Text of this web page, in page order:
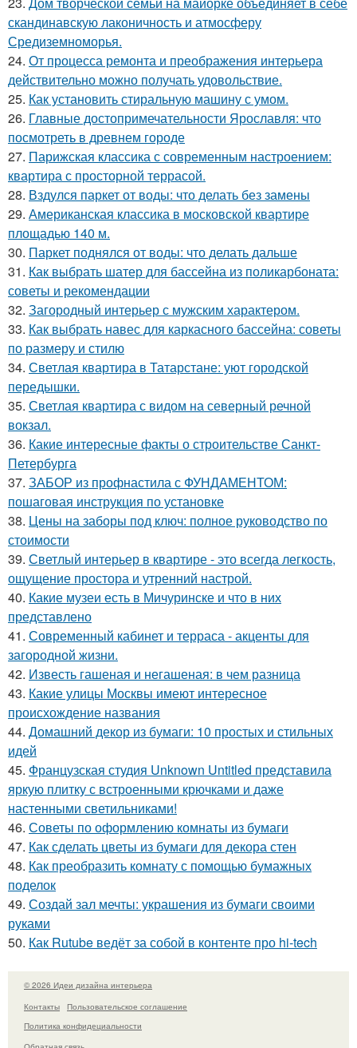
скандинавскую лаконичность и атмосферу
Средиземноморья.
24. От процесса ремонта и преображения интерьера
действительно можно получать удовольствие.
25. Как установить стиральную машину с умом.
26. Главные достопримечательности Ярославля: что
посмотреть в древнем городе
27. Парижская классика с современным настроением:
квартира с просторной террасой.
28. Вздулся паркет от воды: что делать без замены
29. Американская классика в московской квартире
площадью 140 м.
30. Паркет поднялся от воды: что делать дальше
31. Как выбрать шатер для бассейна из поликарбоната:
советы и рекомендации
32. Загородный интерьер с мужским характером.
33. Как выбрать навес для каркасного бассейна: советы
по размеру и стилю
34. Светлая квартира в Татарстане: уют городской
передышки.
35. Светлая квартира с видом на северный речной
вокзал.
36. Какие интересные факты о строительстве Санкт-
Петербурга
37. ЗАБОР из профнастила с ФУНДАМЕНТОМ:
пошаговая инструкция по установке
38. Цены на заборы под ключ: полное руководство по
стоимости
39. Светлый интерьер в квартире - это всегда легкость,
ощущение простора и утренний настрой.
40. Какие музеи есть в Мичуринске и что в них
представлено
41. Современный кабинет и терраса - акценты для
загородной жизни.
42. Известь гашеная и негашеная: в чем разница
43. Какие улицы Москвы имеют интересное
происхождение названия
44. Домашний декор из бумаги: 10 простых и стильных
идей
45. Французская студия Unknown Untitled представила
яркую плитку с встроенными крючками и даже
настенными светильниками!
46. Советы по оформлению комнаты из бумаги
47. Как сделать цветы из бумаги для декора стен
48. Как преобразить комнату с помощью бумажных
поделок
49. Создай зал мечты: украшения из бумаги своими
руками
50. Как Rutube ведёт за собой в контенте про hi-tech
© 2026 Идеи дизайна интерьера
Контакты
Пользовательское соглашение
Политика конфидециальности